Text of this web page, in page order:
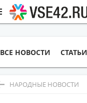
ВСЕ НОВОСТИ СТАТЬИ
НАРОДНЫЕ НОВОСТИ